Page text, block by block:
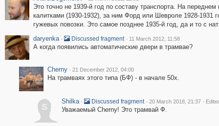
Это точно не 1939-й год по составу транспорта. На
калитками (1930-1932), за ним Форд или Шевроле 1928-1931
гужевых повозки. Это самое позднее 1935-й год, да и то с
daryenka · Discussed fragment · 11 March 2012, 11:58
А когда появились автоматические двери в трамвае?
Cherny · 21 December 2012, 04:00
На трамваях этого типа (БФ) - в начале 50х.
S
Shilka · Discussed fragment · 20 March 2018, 21:37 ·
Уважаемый Cherny! Это трамвай Ф.